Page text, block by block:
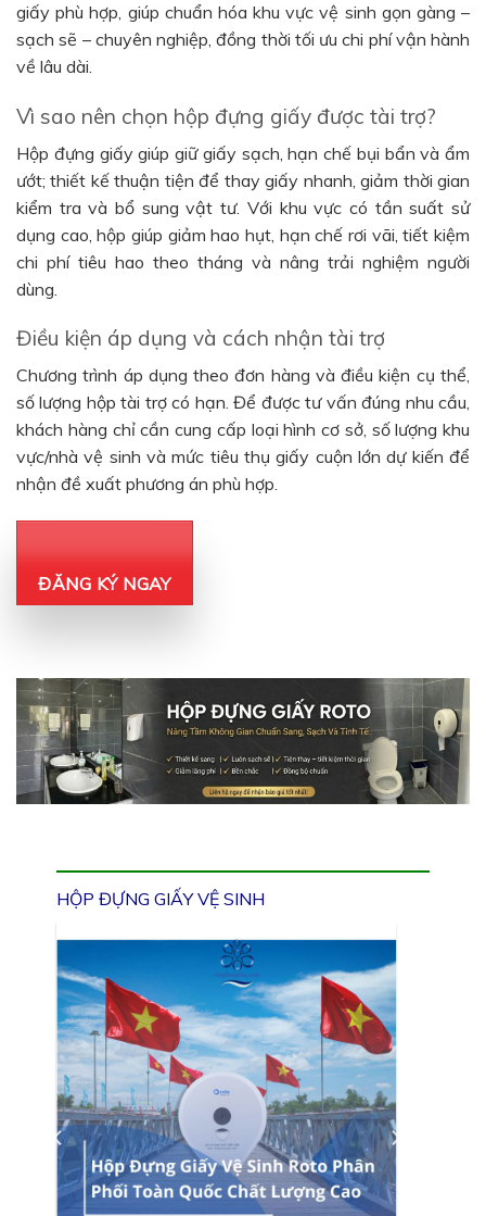
giấy phù hợp, giúp chuẩn hóa khu vực vệ sinh gọn gàng –
sạch sẽ – chuyên nghiệp, đồng thời tối ưu chi phí vận hành
về lâu dài.
Vì sao nên chọn hộp đựng giấy được tài trợ?
Hộp đựng giấy giúp giữ giấy sạch, hạn chế bụi bẩn và ẩm
ướt; thiết kế thuận tiện để thay giấy nhanh, giảm thời gian
kiểm tra và bổ sung vật tư. Với khu vực có tần suất sử
dụng cao, hộp giúp giảm hao hụt, hạn chế rơi vãi, tiết kiệm
chi phí tiêu hao theo tháng và nâng trải nghiệm người
dùng.
Điều kiện áp dụng và cách nhận tài trợ
Chương trình áp dụng theo đơn hàng và điều kiện cụ thể,
số lượng hộp tài trợ có hạn. Để được tư vấn đúng nhu cầu,
khách hàng chỉ cần cung cấp loại hình cơ sở, số lượng khu
vực/nhà vệ sinh và mức tiêu thụ giấy cuộn lớn dự kiến để
nhận đề xuất phương án phù hợp.
ĐĂNG KÝ NGAY
HỘP ĐỰNG GIẤY VỆ SINH